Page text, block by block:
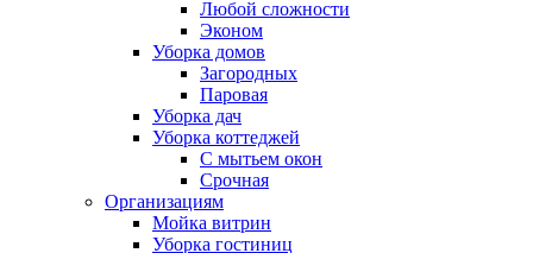
Любой сложности
Эконом
Уборка домов
Загородных
Паровая
Уборка дач
Уборка коттеджей
С мытьем окон
Срочная
Организациям
Мойка витрин
Уборка гостиниц